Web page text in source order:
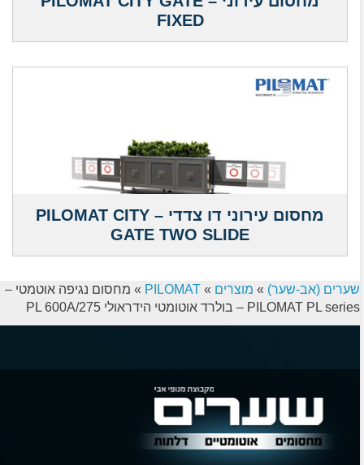
FIXED
מחסום עירוני דו צדדי – PILOMAT CITY
GATE TWO SLIDE
שערים (אב-שער) » מוצרים »
PILOMAT
» מחסום נגיפה אוטמטי –
PILOMAT PL series – בולרד אוטומטי הידראולי 275/PL 600A